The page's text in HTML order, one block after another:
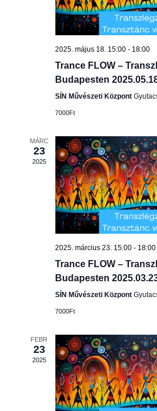
2025. május 18. 15:00- 18:00
Trance FLOW –
Budapesten
SÍN Művészeti Központ
7000Ft
MÁRC
23
2025
2025. március 23. 15:00- 18:00
Trance FLOW –
Budapesten
SÍN Művészeti Központ
7000Ft
FEBR
23
2025